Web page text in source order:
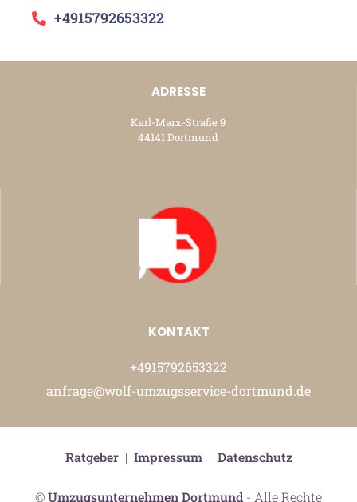
+4915792653322
ADRESSE
Karl-Marx-Straße 9
44141 Dortmund
KONTAKT
+4915792653322
anfrage@wolf-umzugsservice-dortmund.de
©Umzugsunternehmen Dortmund - Alle Rechte
Ratgeber| Impressum| Datenschutz